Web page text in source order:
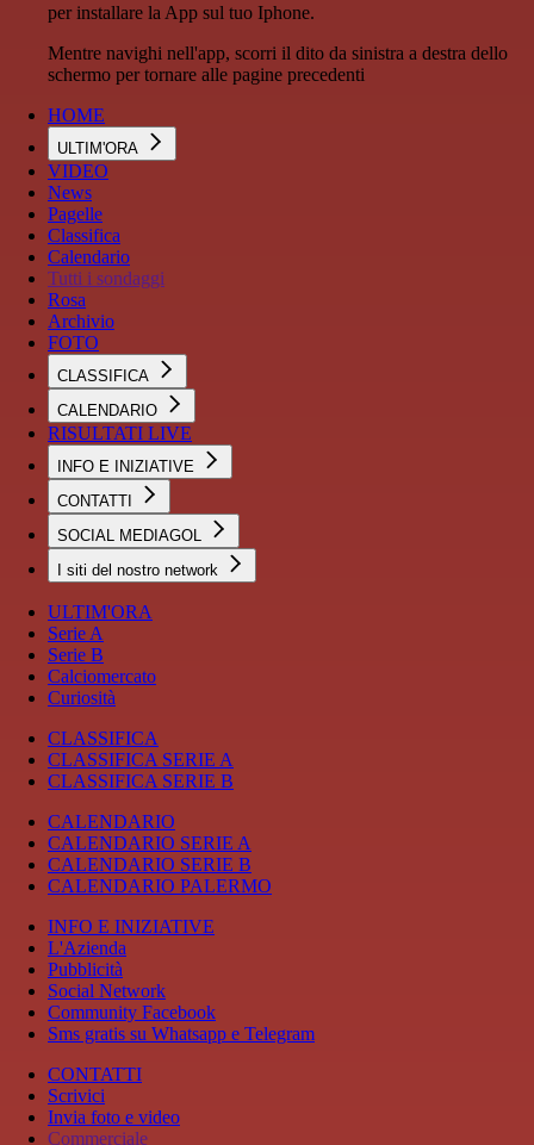
per installare la App sul tuo Iphone.
Mentre navighi nell'app, scorri il dito da sinistra a destra dello
schermo per tornare alle pagine precedenti
HOME
ULTIM'ORA
VIDEO
News
Pagelle
Classifica
Calendario
Tutti i sondaggi
Rosa
Archivio
FOTO
CLASSIFICA
CALENDARIO
RISULTATI LIVE
INFO E INIZIATIVE
CONTATTI
SOCIAL MEDIAGOL
I siti del nostro network
ULTIM'ORA
Serie A
Serie B
Calciomercato
Curiosità
CLASSIFICA
CLASSIFICA SERIE A
CLASSIFICA SERIE B
CALENDARIO
CALENDARIO SERIE A
CALENDARIO SERIE B
CALENDARIO PALERMO
INFO E INIZIATIVE
L'Azienda
Pubblicità
Social Network
Community Facebook
Sms gratis su Whatsapp e Telegram
CONTATTI
Scrivici
Invia foto e video
Commerciale